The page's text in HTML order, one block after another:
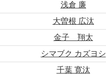
浅倉 廉
大曽根 広汰
金子 翔太
シマブク カズヨシ
千葉 寛汰